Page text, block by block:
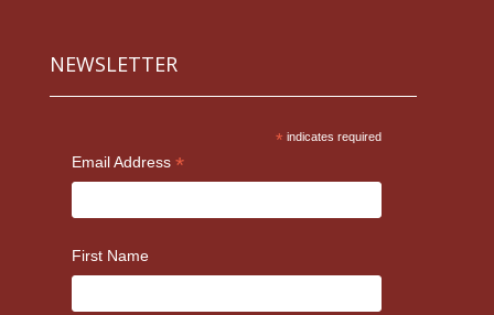
NEWSLETTER
* indicates required
Email Address *
First Name